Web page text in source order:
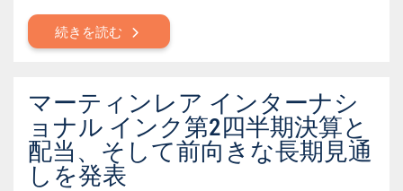
続きを読む
マーティンレア インターナシ
ョナル インク第2四半期決算と
配当、そして前向きな長期見通
しを発表